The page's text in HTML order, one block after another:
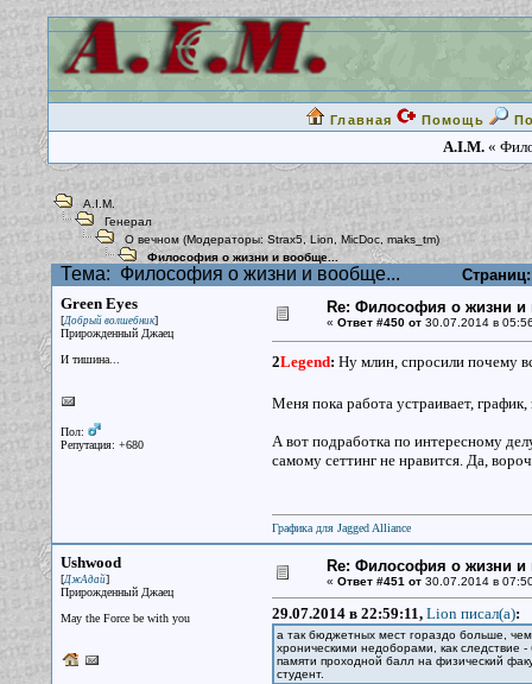
Главная Помощь
A.I.M.«
A.I.M.
Генерал
О вечном (Модераторы: Strax5 Lion MicDoc, maks_tm)
Философия о жизни и вообще...
Тема: Философия о жизни и вообще...
Страниц:
Green Eyes
[Добрый волшебник]
Прирожденный Джаец
И тишина...
Пол:
Репутация: +680
Re: Философия о жизни и
« Ответ #450 от30.07.2014 в
2Legend: Ну млин, спросили почему
Меня пока работа устраивает,
А вот подработка по интересному
самому сеттинг не нравится. Да,
Графика для Jagged Alliance
Ushwood
[ДжАдай]
Прирожденный Джаец
May the Force be with you
Re: Философия о жизни и
« Ответ #451 от30.07.2014 в
29.07.2014 в 22:59:11, Lion писал(a):
а так бюджетных мест гораздо больше,
хроническими недоборами, как
памяти проходной балл на физический
студент.